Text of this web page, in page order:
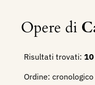
Opere di
Risultati trovati: 10
Ordine: cronologico